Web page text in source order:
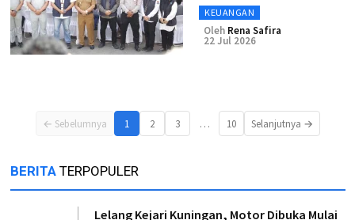
KEUANGAN
Oleh Rena Safira
22 Jul 2026
← Sebelumnya 1 2 3 … 10 Selanjutnya →
BERITA TERPOPULER
Lelang Kejari Kuningan, Motor Dibuka Mulai